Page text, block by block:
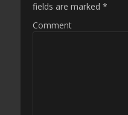
fields are marked *
Comment